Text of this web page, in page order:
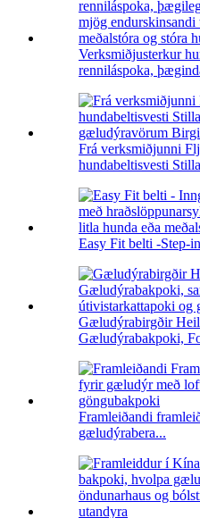
Verksmiðjusterkur
renniláspoka,
Frá verksmiðjunni
hundabeltisvesti
Easy Fit belti -Step-
Gæludýrabirgðir
Gæludýrabakpoki,
Framleiðandi
gæludýrabera...